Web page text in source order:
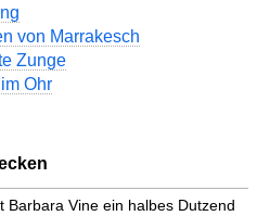
von Marrakesch
Zunge
Ohr
Barbara Vine ein halbes Dutzend